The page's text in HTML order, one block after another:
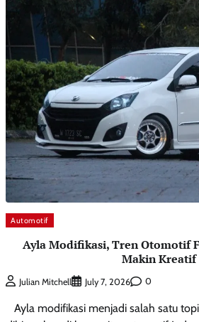
Automotif
Ayla Modifikasi, Tren Otomotif
Makin Kreatif
Julian Mitchell July 7, 2026 0
Ayla modifikasi menjadi salah satu